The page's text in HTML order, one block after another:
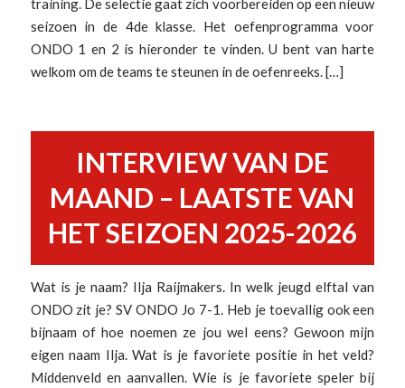
training. De selectie gaat zich voorbereiden op een nieuw
seizoen in de 4de klasse. Het oefenprogramma voor
ONDO 1 en 2 is hieronder te vinden. U bent van harte
welkom om de teams te steunen in de oefenreeks. […]
INTERVIEW VAN DE
MAAND – LAATSTE VAN
HET SEIZOEN 2025-2026
Wat is je naam? Ilja Raijmakers. In welk jeugd elftal van
ONDO zit je? SV ONDO Jo 7-1. Heb je toevallig ook een
bijnaam of hoe noemen ze jou wel eens? Gewoon mijn
eigen naam Ilja. Wat is je favoriete positie in het veld?
Middenveld en aanvallen. Wie is je favoriete speler bij